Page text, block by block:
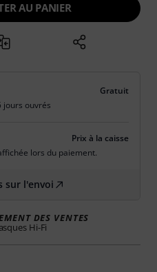
AU PANIER
Gratuit
jours ouvrés
Prix à la caisse
lors du paiement.
sur l'envoi
DES VENTES
Hi-Fi